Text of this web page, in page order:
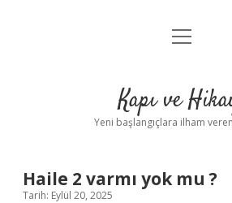
Anasayfa
Yasal Uyarı
menüyü
Kapı ve
Yeni başlangıçlara ilham
Haile 2 varmı yok mu ?
Tarih: Eylül 20, 2025